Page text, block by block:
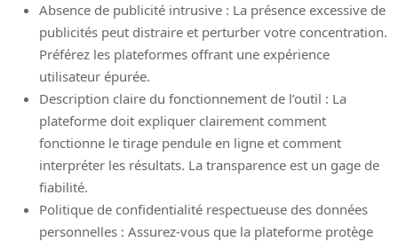
Absence de publicité intrusive : La présence excessive de
publicités peut distraire et perturber votre concentration.
Préférez les plateformes offrant une expérience
utilisateur épurée.
Description claire du fonctionnement de l’outil : La
plateforme doit expliquer clairement comment
fonctionne le tirage pendule en ligne et comment
interpréter les résultats. La transparence est un gage de
fiabilité.
Politique de confidentialité respectueuse des données
personnelles : Assurez-vous que la plateforme protège